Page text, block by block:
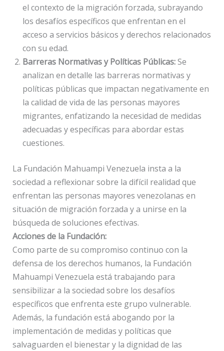
el contexto de la migración forzada, subrayando
los desafíos específicos que enfrentan en el
acceso a servicios básicos y derechos relacionados
con su edad.
Barreras Normativas y Políticas Públicas:Se
analizan en detalle las barreras normativas y
políticas públicas que impactan negativamente en
la calidad de vida de las personas mayores
migrantes, enfatizando la necesidad de medidas
adecuadas y específicas para abordar estas
cuestiones.
La Fundación Mahuampi Venezuela insta a la
sociedad a reflexionar sobre la difícil realidad que
enfrentan las personas mayores venezolanas en
situación de migración forzada y a unirse en la
búsqueda de soluciones efectivas.
Acciones de la Fundación:
Como parte de su compromiso continuo con la
defensa de los derechos humanos, la Fundación
Mahuampi Venezuela está trabajando para
sensibilizar a la sociedad sobre los desafíos
específicos que enfrenta este grupo vulnerable.
Además, la fundación está abogando por la
implementación de medidas y políticas que
salvaguarden el bienestar y la dignidad de las